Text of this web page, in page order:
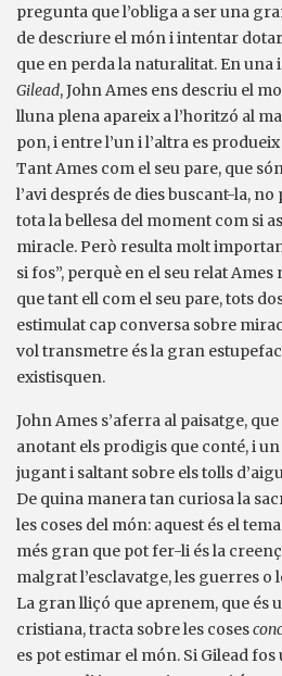
pregunta que l’obliga a ser una
de descriure el món i intentar
que en perda la naturalitat. En una
Gilead, John Ames ens descriu el
lluna plena apareix a l’horitzó al
pon, i entre l’un i l’altra es
Tant Ames com el seu pare, que
l’avi després de dies buscant-la,
tota la bellesa del moment com si
miracle. Però resulta molt
si fos”, perquè en el seu relat
que tant ell com el seu pare, tots
estimulat cap conversa sobre
vol transmetre és la gran
existisquen.
John Ames s’aferra al paisatge,
anotant els prodigis que conté, i
jugant i saltant sobre els tolls
De quina manera tan curiosa la
les coses del món: aquest és el
més gran que pot fer-li és la
malgrat l’esclavatge, les guerres o
La gran lliçó que aprenem, que
cristiana, tracta sobre les coses
es pot estimar el món. Si Gilead fos